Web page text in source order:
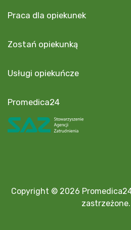
Praca dla opiekunek
Zostań opiekunką
Usługi opiekuńcze
Promedica24
Copyright © 2026
zastrzeżone.